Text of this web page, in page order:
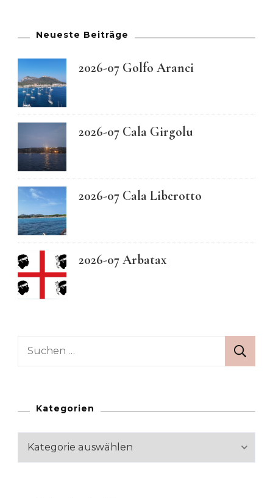
Neueste Beiträge
2026-07 Golfo Aranci
2026-07 Cala Girgolu
2026-07 Cala Liberotto
2026-07 Arbatax
Suchen
Kategorien
Kategorien